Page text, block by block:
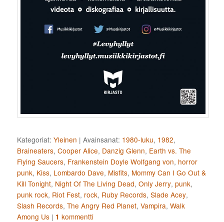
Kategoriat: Yleinen |Avainsanat: 1980-luku, 1982,
Braineaters,Cooper Alice, Danzig Glenn, Earth vs. The
Flying Saucers, Frankenstein Doyle Wolfgang von, horror
punk, Kiss, Lombardo Dave, Misfits, Mommy Can I Go Out &
Kill Tonight, Night Of The Living Dead,Only Jerry,punk,
punk rock, Riot Fest, rock, Ruby Records,Slade Acey,
Slash Records,The Angry Red Planet,Vampira,Walk
Among Us | 1 kommentti